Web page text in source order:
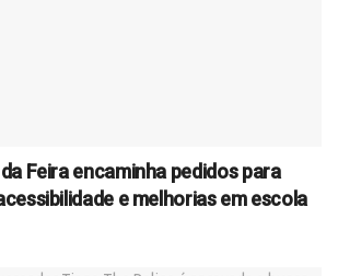
Feira encaminha pedidos para
e melhorias em escola